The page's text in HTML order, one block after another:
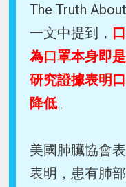
The Truth
一文中提到，
為口罩本身即
研究證據表明
降低。
美國肺臟協會
表明，患有肺